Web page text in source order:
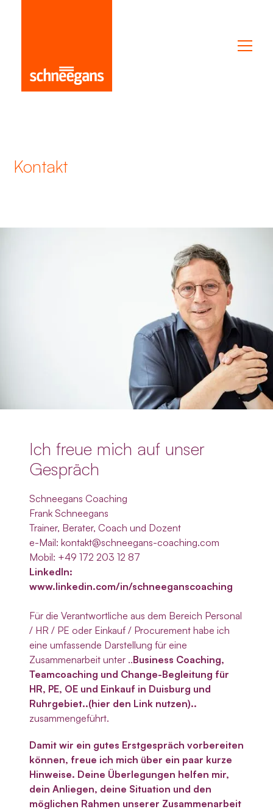
Kontakt
Ich freue mich auf unser
Gespräch
Schneegans Coaching
Frank Schneegans
Trainer, Berater, Coach und Dozent
e-Mail: kontakt@schneegans-coaching.com
Mobil: +49 172 203 12 87
LinkedIn:
www.linkedin.com/in/schneeganscoaching
Für die Verantwortliche aus dem Bereich Personal
/ HR / PE oder Einkauf / Procurement habe ich
eine umfassende Darstellung für eine
Zusammenarbeit unter ..Business Coaching,
Teamcoaching und Change-Begleitung für
HR, PE, OE und Einkauf in Duisburg und
Ruhrgebiet..(hier den Link nutzen)..
zusammengeführt.
Damit wir ein gutes Erstgespräch vorbereiten
können, freue ich mich über ein paar kurze
Hinweise. Deine Überlegungen helfen mir,
dein Anliegen, deine Situation und den
möglichen Rahmen unserer Zusammenarbeit